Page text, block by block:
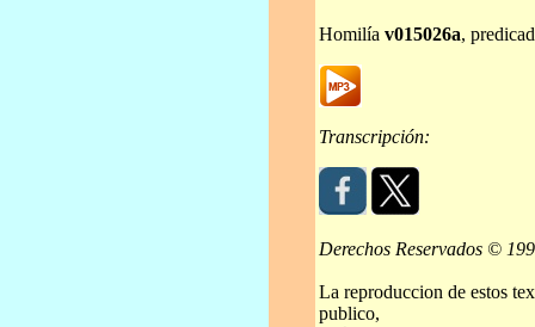
Homilía v015026a,
Transcripción:
Derechos Reservados ©
La reproduccion de estos
publico,